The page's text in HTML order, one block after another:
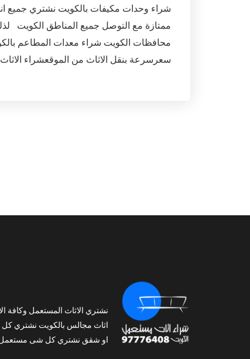
شراء وحدات مكيفات بالكويت نشتري جميع
ممتازة مع التوصل جميع المناطق الكويت
محافظات الكويت شراء معدات المطاعم
سعرسرعة بنقل الاثاث من الموقعشراء
نشتري الاثاث المستعمل وكافة
اثاث مجالس بالكويت نشتري
او شقق نشتري كل شى مستعمل